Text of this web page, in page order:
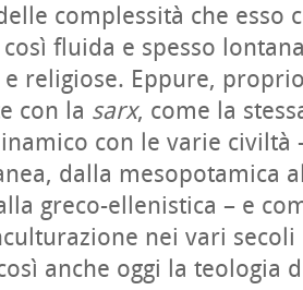
complessità che esso
fluida e spesso
e religiose. Eppure,
con la sarx, come la
con le varie civiltà
dalla mesopotamica
greco-ellenistica – e
nei vari
anche oggi la teologia